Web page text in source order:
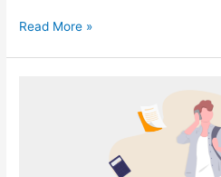
Bagaimana
Read More »